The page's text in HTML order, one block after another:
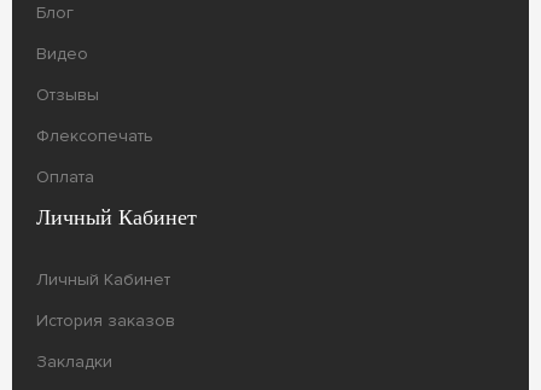
Блог
Видео
Отзывы
Флексопечать
Оплата
Личный Кабинет
Личный Кабинет
История заказов
Закладки